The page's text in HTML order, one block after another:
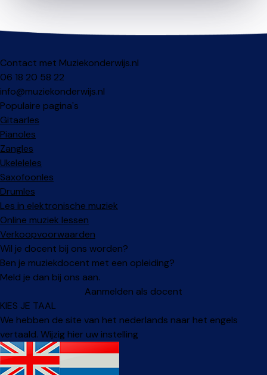
Contact met Muziekonderwijs.nl
06 18 20 58 22
info@muziekonderwijs.nl
Populaire pagina's
Gitaarles
Pianoles
Zangles
Ukeleleles
Saxofoonles
Drumles
Les in elektronische muziek
Online muziek lessen
Verkoopvoorwaarden
Wil je docent bij ons worden?
Ben je muziekdocent met een opleiding?
Meld je dan bij ons aan.
Aanmelden als docent
KIES JE TAAL
We hebben de site van het nederlands naar het engels
vertaald. Wijzig hier uw instelling